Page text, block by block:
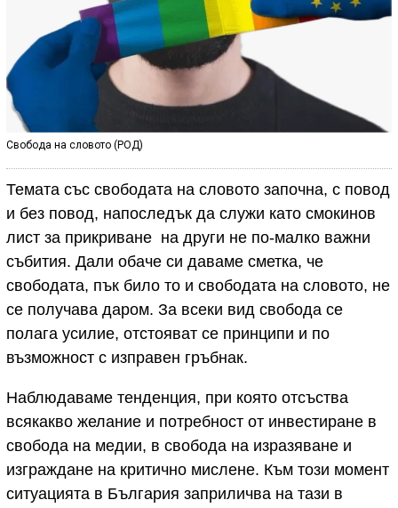
Свобода на словото (РОД)
Темата със свободата на словото започна, с повод
и без повод, напоследък да служи като смокинов
лист за прикриване на други не по-малко важни
събития. Дали обаче си даваме сметка, че
свободата, пък било то и свободата на словото, не
се получава даром. За всеки вид свобода се
полага усилие, отстояват се принципи и по
възможност с изправен гръбнак.
Наблюдаваме тенденция, при която отсъства
всякакво желание и потребност от инвестиране в
свобода на медии, в свобода на изразяване и
изграждане на критично мислене. Към този момент
ситуацията в България заприличва на тази в